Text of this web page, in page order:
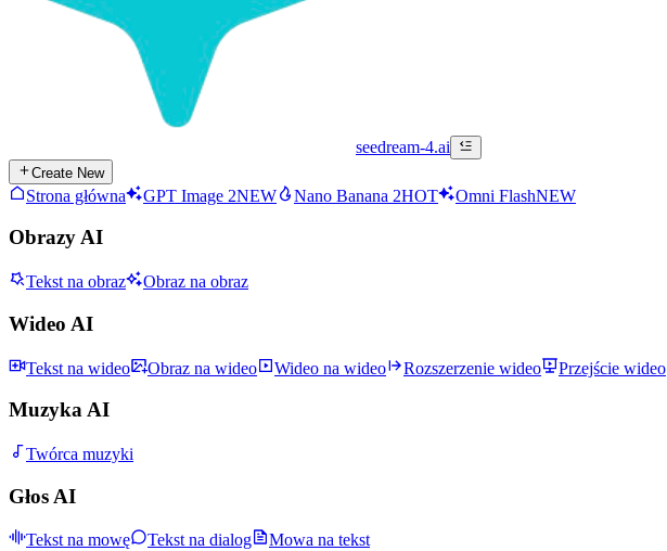
seedream-4.ai
Create New
Strona główna GPT Image 2NEW Nano Banana 2HOT Omni FlashNEW
Obrazy AI
Tekst na obraz Obraz na obraz
Wideo AI
Tekst na wideo Obraz na wideo Wideo na wideo Rozszerzenie wideo Przejście wideo
Muzyka AI
Twórca muzyki
Głos AI
Tekst na mowę Tekst na dialog
Mowa na tekst